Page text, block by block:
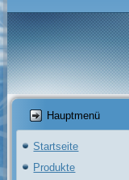
Hauptmenü
Startseite
Produkte